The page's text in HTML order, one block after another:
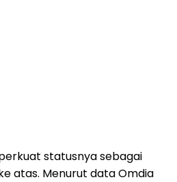
statusnya sebagai
atas. Menurut data Omdia